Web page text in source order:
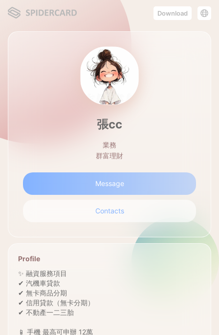
Download
張cc
業務
群富理財
Message
Contacts
Profile
✨ 融資服務項目
✔ 汽機車貸款
✔ 無卡商品分期
✔ 信用貸款（無卡分期）
✔ 不動產一二三胎
📱 手機 最高可申辦 12萬